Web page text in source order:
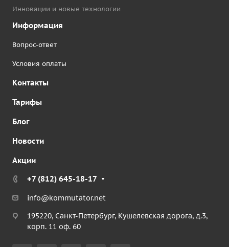
Инновации и новые технологии
Информация
Вопрос-ответ
Условия оплаты
Контакты
Тарифы
Блог
Новости
Акции
+7 (812) 645-18-17
info@kommutator.net
195220, Санкт-Петербург, Кушелевская дорога, д.3,
корп. 11 оф. 60